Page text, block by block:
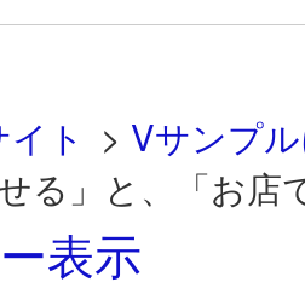
ト > Vサンプ
せる」と、「お
表示